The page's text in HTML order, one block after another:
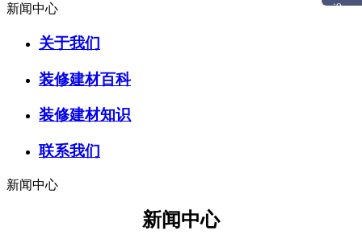
新闻中心
关于我们
装修建材百科
装修建材知识
联系我们
新闻中心
新闻中心